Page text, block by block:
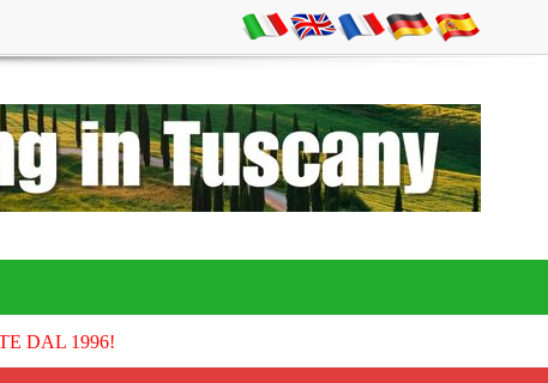
DAL 1996!